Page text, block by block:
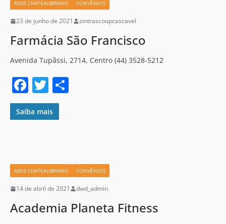
o
k
ASSIS CHATEAUBRIAND CONVÊNIOS
23 de junho de 2021 sintrascoopcascavel
Farmácia São Francisco
Avenida Tupãssi, 2714, Centro (44) 3528-5212
F
a
c
o
o
k
T
w
itt
Saiba mais
ASSIS CHATEAUBRIAND CONVÊNIOS
14 de abril de 2021 dwd_admin
Academia Planeta Fitness